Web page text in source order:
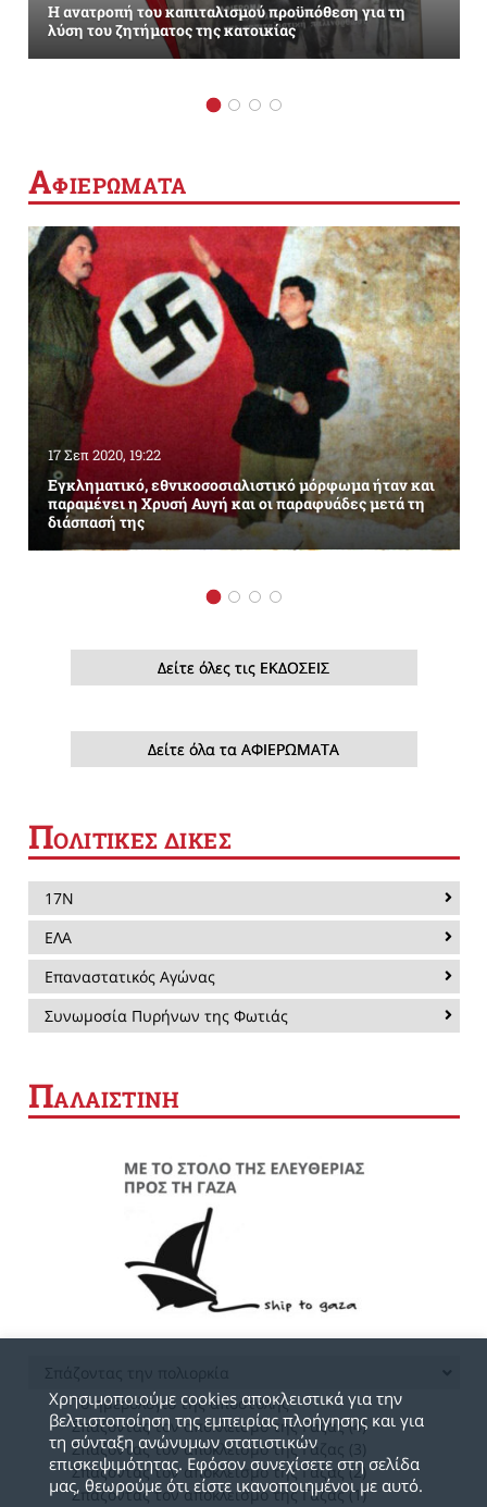
Η ανατροπή του καπιταλισμού προϋπόθεση για τη
λύση του ζητήματος της κατοικίας
ΑΦΙΕΡΩΜΑΤΑ
17 Σεπ 2020, 19:22
Εγκληματικό, εθνικοσοσιαλιστικό μόρφωμα ήταν και
παραμένει η Χρυσή Αυγή και οι παραφυάδες μετά τη
διάσπασή της
Δείτε όλες τις ΕΚΔΟΣΕΙΣ
Δείτε όλα τα ΑΦΙΕΡΩΜΑΤΑ
ΠΟΛΙΤΙΚΕΣ ΔΙΚΕΣ
17Ν
ΕΛΑ
Επαναστατικός Αγώνας
Συνωμοσία Πυρήνων της Φωτιάς
ΠΑΛΑΙΣΤΙΝΗ
Το ημερολόγιο της αποστολής
Σπάζοντας τον αποκλεισμό της Γάζας (4)
Σπάζοντας τον αποκλεισμό της Γάζας (3)
Σπάζοντας τον αποκλεισμό της Γάζας (2)
Σπάζοντας τον αποκλεισμό της Γάζας (1)
Χρησιμοποιούμε cookies αποκλειστικά για την
βελτιστοποίηση της εμπειρίας πλοήγησης και για
τη σύνταξη ανώνυμων στατιστικών
επισκεψιμότητας. Εφόσον συνεχίσετε στη σελίδα
μας, θεωρούμε ότι είστε ικανοποιημένοι με αυτό.